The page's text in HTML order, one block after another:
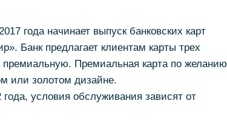
года начинает выпуск банковских карт
Банк предлагает клиентам карты трех
премиальную. Премиальная карта по желанию
или золотом дизайне.
условия обслуживания зависят от